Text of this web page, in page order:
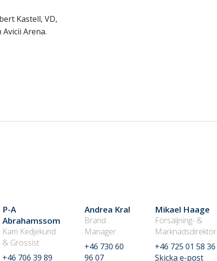
Kastell, VD,
Arena.
P-A
Abrahamssom
Kam Kedjekund
& Grossist
+46 706 39 89
Andrea Kral
Brand
Manager
+46 730 60
96 07
Mikael Haage
Försäljning- &
Marknadsdirektör
+46 725 01 58 36
Skicka e-post